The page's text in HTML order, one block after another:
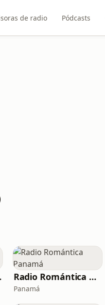
de radio Pódcasts
Radio Romántica Panamá
Panamá